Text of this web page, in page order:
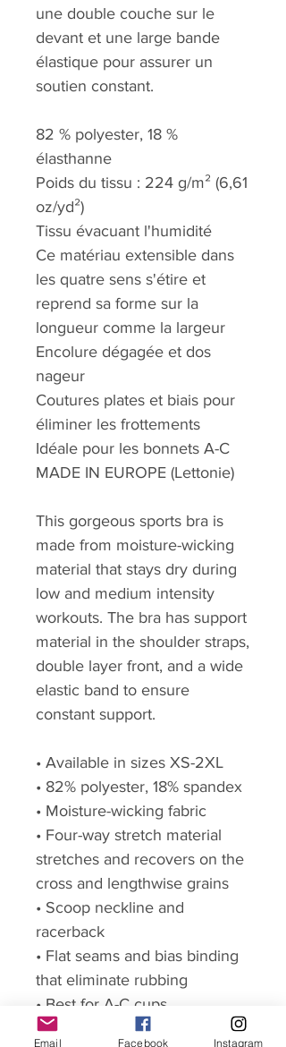
une double couche sur le
devant et une large bande
élastique pour assurer un
soutien constant.
82 % polyester, 18 %
élasthanne
Poids du tissu : 224 g/m² (6,61
oz/yd²)
Tissu évacuant l'humidité
Ce matériau extensible dans
les quatre sens s'étire et
reprend sa forme sur la
longueur comme la largeur
Encolure dégagée et dos
nageur
Coutures plates et biais pour
éliminer les frottements
Idéale pour les bonnets A-C
MADE IN EUROPE (Lettonie)
This gorgeous sports bra is
made from moisture-wicking
material that stays dry during
low and medium intensity
workouts. The bra has support
material in the shoulder straps,
double layer front, and a wide
elastic band to ensure
constant support.
• Available in sizes XS-2XL
• 82% polyester, 18% spandex
• Moisture-wicking fabric
• Four-way stretch material
stretches and recovers on the
cross and lengthwise grains
• Scoop neckline and
racerback
• Flat seams and bias binding
that eliminate rubbing
• Best for A-C cups
• Support material in shoulder
Email Facebook Instagram